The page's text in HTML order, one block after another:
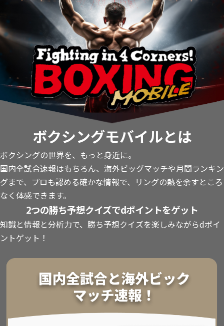
ボクシングモバイルとは
ボクシングの世界を、もっと身近に。
国内全試合速報はもちろん、海外ビッグマッチや月間ランキン
グまで、プロも認める確かな情報で、リングの熱を余すところ
なく体感できます。
2つの勝ち予想クイズでdポイントをゲット
知識と情報と分析力で、勝ち予想クイズを楽しみながらdポイ
ントゲット！